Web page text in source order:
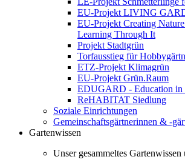
EU-Projekt LIVING
EU-Projekt Creating
Learning Through It
Projekt Stadtgrün
Torfausstieg für
ETZ-Projekt Klimagrün
EU-Projekt Grün.Raum
EDUGARD - Education in
ReHABITAT Siedlung
Soziale Einrichtungen
Gemeinschaftsgärtnerinnen & -
Gartenwissen
Unser gesammeltes